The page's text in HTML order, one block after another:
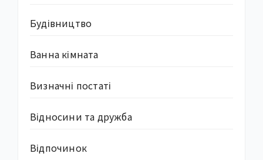
Будівництво
Ванна кімната
Визначні постаті
Відносини та дружба
Відпочинок